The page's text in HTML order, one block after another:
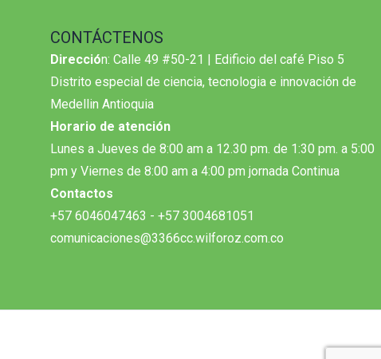
CONTÁCTENOS
Dirección: Calle 49 #50-21 | Edificio del café Piso 5
Distrito especial de ciencia, tecnologia e innovación de
Medellin Antioquia
Horario de atención
Lunes a Jueves de 8:00 am a 12.30 pm. de 1:30 pm. a 5:00
pm y Viernes de 8:00 am a 4:00 pm jornada Continua
Contactos
+57 6046047463 - +57 3004681051
comunicaciones@3366cc.wilforoz.com.co